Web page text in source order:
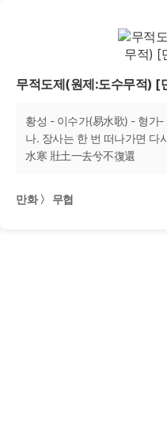
무적도제(원제:도수무적) [
황성 - 이수가(易水歌) - 형가
나. 장사는 한 번 떠나가면 다
水寒 壯土一去兮不復還
만화 〉 무협